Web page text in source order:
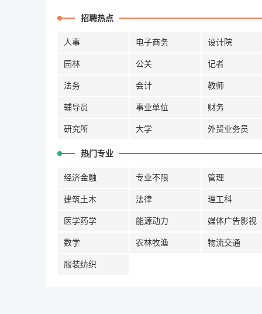
招聘热点
人事 电子商务 设计院
园林 公关 记者
法务 会计 教师
辅导员 事业单位 财务
研究所 大学 外贸业务员
热门专业
经济金融 专业不限 管理
建筑土木 法律 理工科
医学药学 能源动力 媒体广告影视
数学 农林牧渔 物流交通
服装纺织